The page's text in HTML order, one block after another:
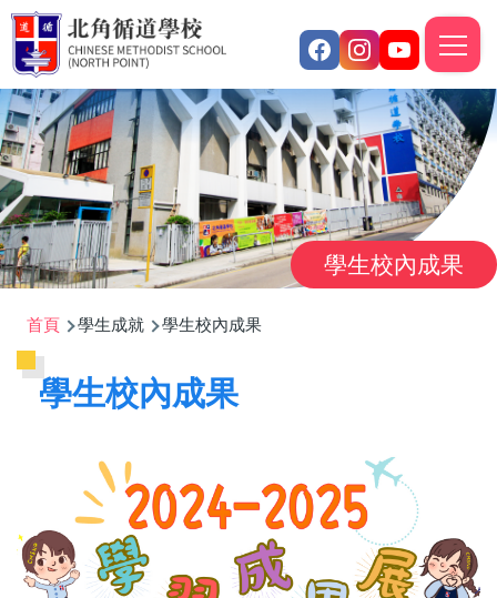
移至主內容
學生校內成果
導
航
連
首頁 學生成就 學生校內成果
學生校內成果